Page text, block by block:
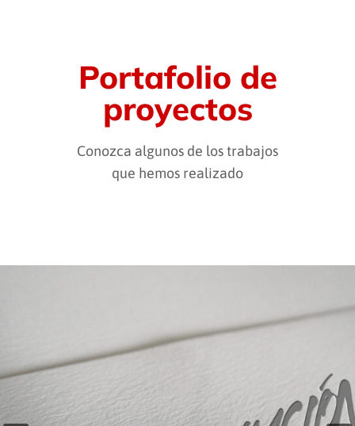
Portafolio de
proyectos
Conozca algunos de los trabajos
que hemos realizado